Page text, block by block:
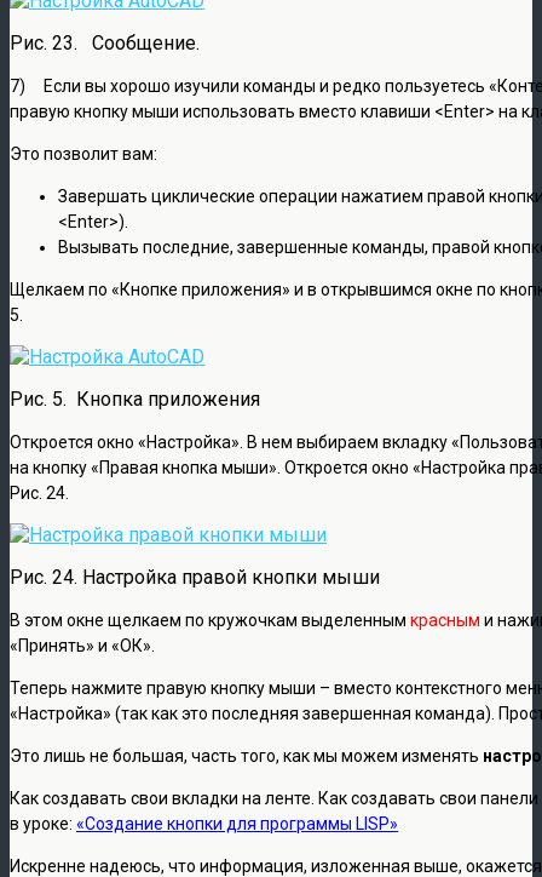
Рис. 23. Сообщение.
7) Если вы хорошо изучили команды и редко пользуетесь
правую кнопку мыши использовать вместо клавиши <Enter> на
Это позволит вам:
Завершать циклические операции нажатием правой
<Enter>).
Вызывать последние, завершенные команды, правой
Щелкаем по «Кнопке приложения» и в открывшимся окне по
5.
Рис. 5. Кнопка приложения
Откроется окно «Настройка». В нем выбираем вкладку
на кнопку «Правая кнопка мыши». Откроется окно «Настройка
Рис. 24.
Рис. 24. Настройка правой кнопки мыши
В этом окне щелкаем по кружочкам выделенным красным и
«Принять» и «ОК».
Теперь нажмите правую кнопку мыши – вместо контекстного
«Настройка» (так как это последняя завершенная команда).
Это лишь не большая, часть того, как мы можем изменять
Как создавать свои вкладки на ленте. Как создавать свои
в уроке: «Создание кнопки для программы LISP»
Искренне надеюсь, что информация, изложенная выше, окажется